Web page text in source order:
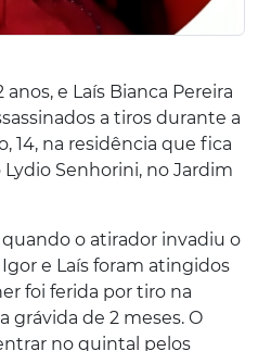
e Laís Bianca Pereira
a tiros durante a
14, na residência que fica
Senhorini, no Jardim
o atirador invadiu o
e Laís foram atingidos
foi ferida por tiro na
grávida de 2 meses. O
no quintal pelos